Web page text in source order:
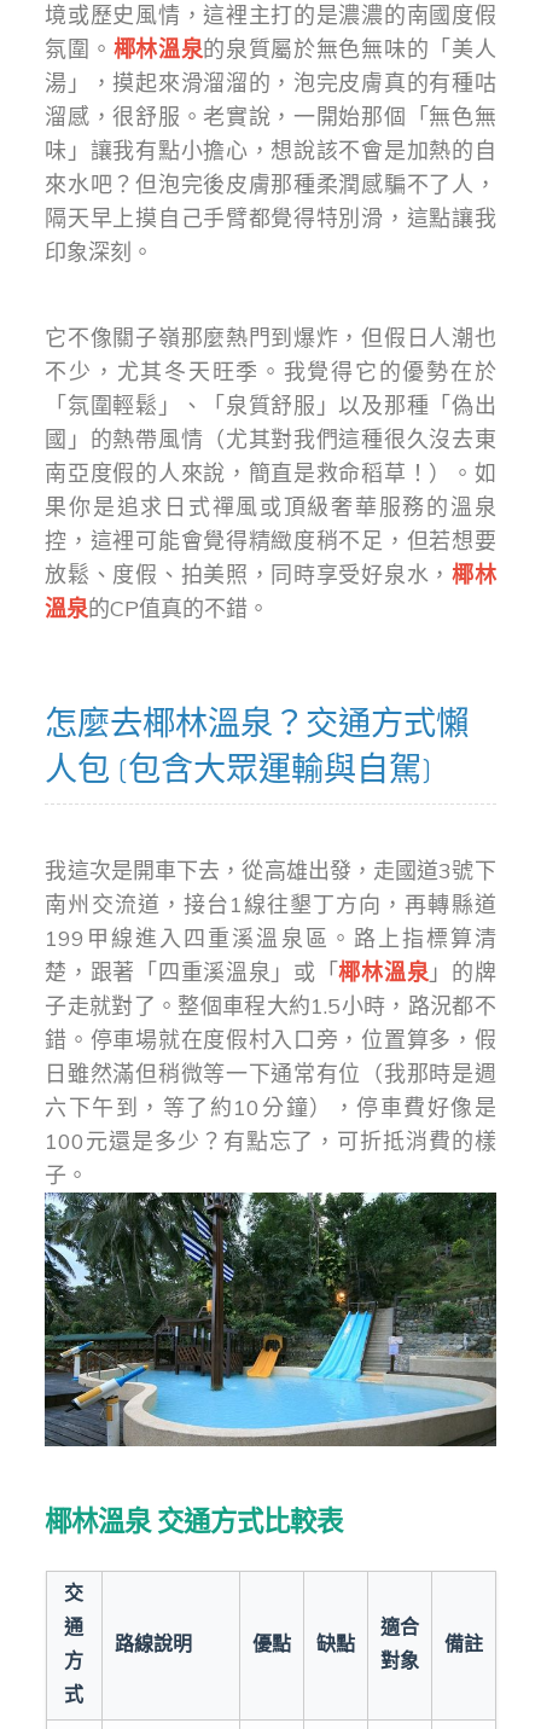
境或歷史風情，這裡主打的是濃濃的南國度假
氛圍。 椰林溫泉的泉質屬於無色無味的「美人
湯」，摸起來滑溜溜的，泡完皮膚真的有種咕
溜感，很舒服。老實說，一開始那個「無色無
味」讓我有點小擔心，想說該不會是加熱的自
來水吧？但泡完後皮膚那種柔潤感騙不了人，
隔天早上摸自己手臂都覺得特別滑，這點讓我
印象深刻。
它不像關子嶺那麼熱門到爆炸，但假日人潮也
不少，尤其冬天旺季。我覺得它的優勢在於
「氛圍輕鬆」、「泉質舒服」以及那種「偽出
國」的熱帶風情（尤其對我們這種很久沒去東
南亞度假的人來說，簡直是救命稻草！）。如
果你是追求日式禪風或頂級奢華服務的溫泉
控，這裡可能會覺得精緻度稍不足，但若想要
放鬆、度假、拍美照，同時享受好泉水， 椰林
溫泉的CP值真的不錯。
怎麼去椰林溫泉？交通方式懶
人包 (包含大眾運輸與自駕)
我這次是開車下去，從高雄出發，走國道3號下
南州交流道，接台1線往墾丁方向，再轉縣道
199甲線進入四重溪溫泉區。路上指標算清
楚，跟著「四重溪溫泉」或「椰林溫泉」的牌
子走就對了。整個車程大約1.5小時，路況都不
錯。停車場就在度假村入口旁，位置算多，假
日雖然滿但稍微等一下通常有位（我那時是週
六下午到，等了約10分鐘），停車費好像是
100元還是多少？有點忘了，可折抵消費的樣
子。
椰林溫泉 交通方式比較表
交
通
方
式
路線說明 優點 缺點
適合
對象
備註